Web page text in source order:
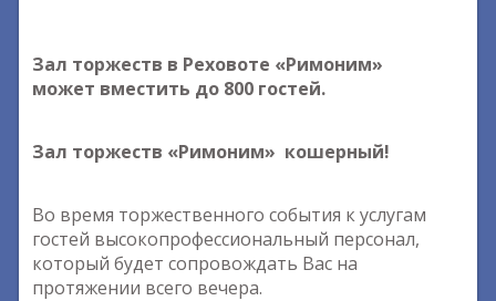
Зал торжеств в Реховоте «Римоним»
может вместить до 800 гостей.
Зал торжеств «Римоним» кошерный!
Во время торжественного события к услугам
гостей высокопрофессиональный персонал,
который будет сопровождать Вас на
протяжении всего вечера.